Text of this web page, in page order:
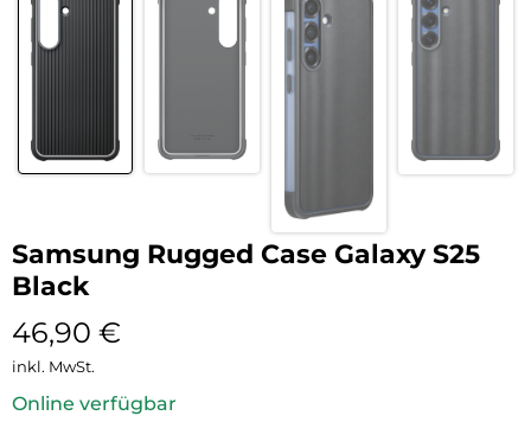
Samsung Rugged Case Galaxy S25
Black
46,90 €
inkl. MwSt.
Online verfügbar